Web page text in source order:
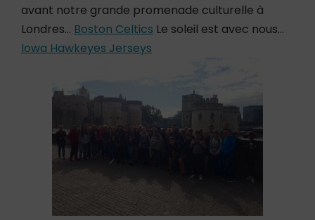
avant notre grande promenade culturelle à
Londres… Boston Celtics Le soleil est avec nous…
Iowa Hawkeyes Jerseys